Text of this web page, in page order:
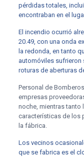
pérdidas totales,
encontraban en el
El incendio ocurrió
20.49, con una onda
la redonda, en tanto
automóviles sufrieron
roturas de aberturas
Personal de
empresas
noche, mientras tanto
características de los
la fábrica.
Los vecinos
que se fabrica es el